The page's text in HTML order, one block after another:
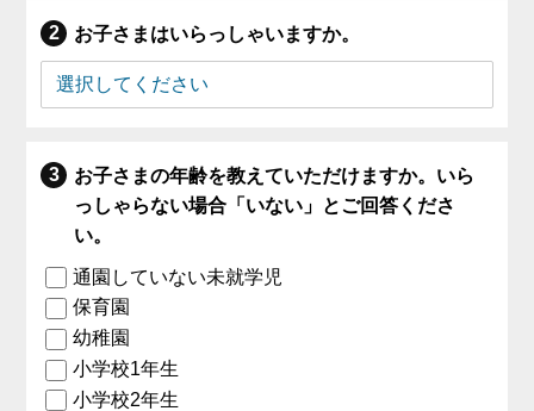
お子さまはいらっしゃいますか。
お子さまの年齢を教えていただけますか。いら
っしゃらない場合「いない」とご回答くださ
い。
通園していない未就学児
保育園
幼稚園
小学校1年生
小学校2年生